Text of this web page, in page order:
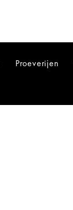
Proeverijen